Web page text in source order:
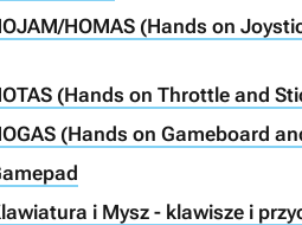
HOMAS (Hands on
(Hands on Throttle and
(Hands on Gameboard
i Mysz - klawisze i